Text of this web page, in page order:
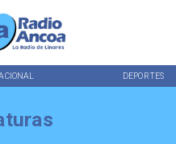
DEPORTES